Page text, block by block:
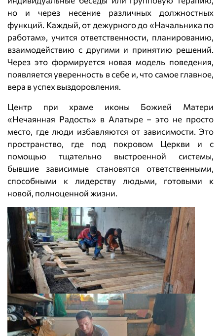
но и через несение различных должностных
функций. Каждый, от дежурного до «Начальника по
работам», учится ответственности, планированию,
взаимодействию с другими и принятию решений.
Через это формируется новая модель поведения,
появляется уверенность в себе и, что самое главное,
вера в успех выздоровления.
Центр при храме иконы Божией Матери
«Нечаянная Радость» в Алатыре – это не просто
место, где люди избавляются от зависимости. Это
пространство, где под покровом Церкви и с
помощью тщательно выстроенной системы,
бывшие зависимые становятся ответственными,
способными к лидерству людьми, готовыми к
новой, полноценной жизни.